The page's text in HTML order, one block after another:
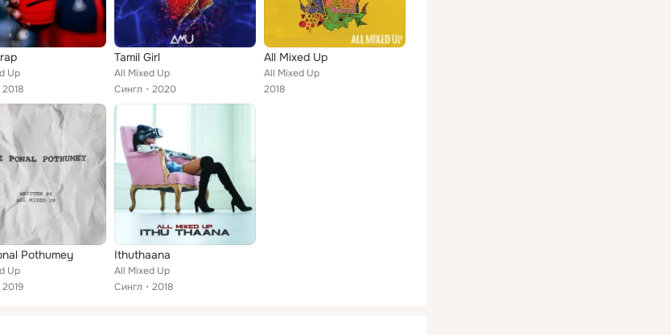
Up
2018
Tamil Girl
All Mixed Up
Сингл
2020
All Mixed Up
All Mixed Up
2018
Pothumey
Up
2019
Ithuthaana
All Mixed Up
Сингл
2018